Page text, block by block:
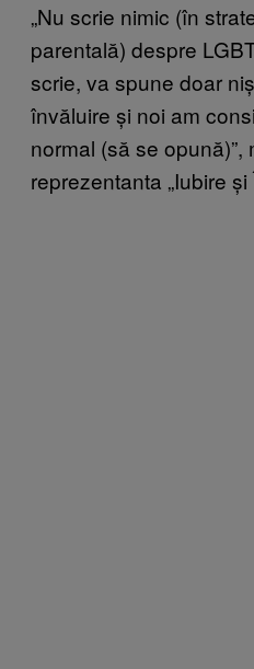
„Nu scrie nimic (în
parentală) despre
scrie, va spune doar
învăluire și noi am
normal (să se opună)”,
reprezentanta „Iubire și